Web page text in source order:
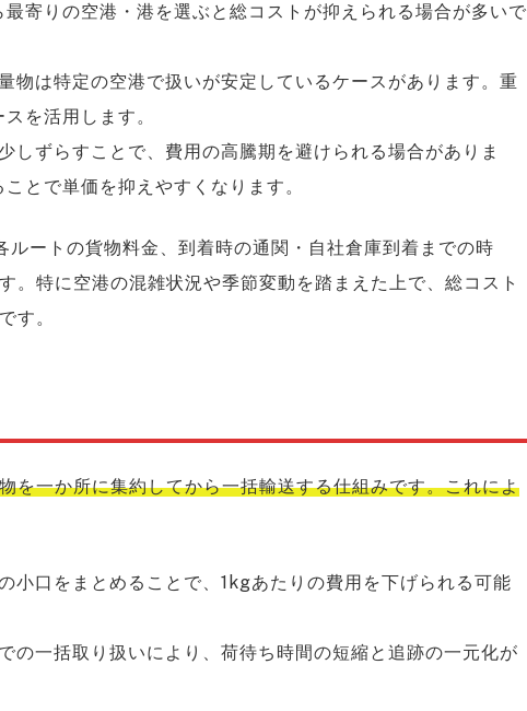
寄りの空港・港を選ぶと総コストが抑えられる場合が多いで
物は特定の空港で扱いが安定しているケースがあります。重
を活用します。
しずらすことで、費用の高騰期を避けられる場合がありま
とで単価を抑えやすくなります。
ートの貨物料金、到着時の通関・自社倉庫到着までの時
。特に空港の混雑状況や季節変動を踏まえた上で、総コスト
す。
を一か所に集約してから一括輸送する仕組みです。これによ
小口をまとめることで、1kgあたりの費用を下げられる可能
の一括取り扱いにより、荷待ち時間の短縮と追跡の一元化が